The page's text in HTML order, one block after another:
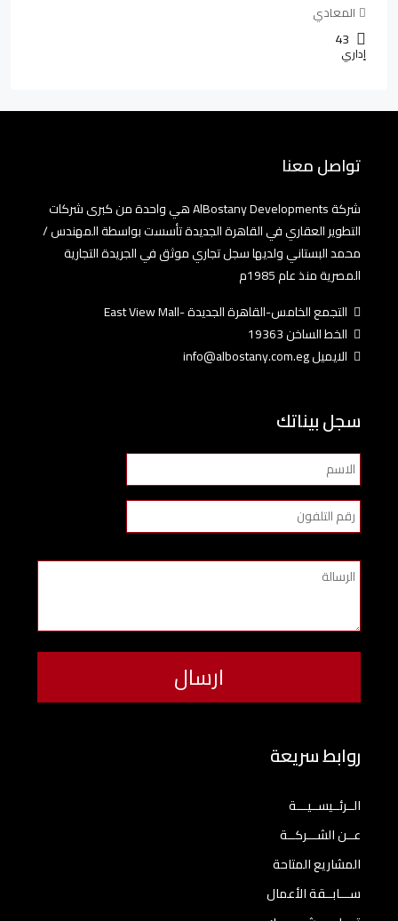
المعادي
43
إداري
تواصل معنا
شركة AlBostany Developments هي واحدة من كبرى شركات
التطوير العقاري في القاهرة الجديدة تأسست بواسطة المهندس /
محمد البستاني ولديها سجل تجاري موثق في الجريدة التجارية
المصرية منذ عام 1985م
التجمع الخامس-القاهرة الجديدة -East View Mall
الخط الساخن 19363
الايميل info@albostany.com.eg
سجل بيناتك
روابط سريعة
الــرئــيســيـــة
عــن الشـــركــة
المشاريع المتاحة
ســـابــقة الأعمال